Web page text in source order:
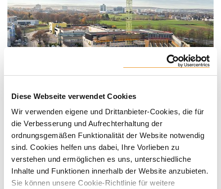
Diese Webseite verwendet Cookies
Wir verwenden eigene und Drittanbieter-Cookies, die für
die Verbesserung und Aufrechterhaltung der
ordnungsgemäßen Funktionalität der Website notwendig
sind. Cookies helfen uns dabei, Ihre Vorlieben zu
verstehen und ermöglichen es uns, unterschiedliche
Inhalte und Funktionen innerhalb der Website anzubieten.
Sie können unsere Cookie-Richtlinie für weitere